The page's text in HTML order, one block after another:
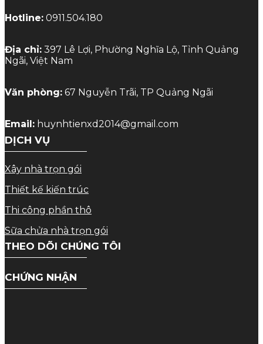
Hotline: 0911.504.180
Địa chỉ: 397 Lê Lợi, Phường Nghĩa Lộ, Tỉnh Quảng
Ngãi, Việt Nam
Văn phòng: 67 Nguyễn Trãi, TP Quảng Ngãi
Email: huynhtienxd2014@gmail.com
DỊCH VỤ
Xây nhà trọn gói
Thiết kế kiến trúc
Thi công phần thô
Sữa chửa nhà trọn gói
THEO DÕI CHÚNG TÔI
CHỨNG NHẬN